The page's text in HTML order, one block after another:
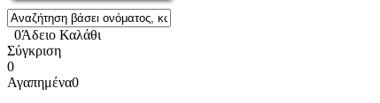
0Άδειο Καλάθι
Σύγκριση
0
Αγαπημένα0